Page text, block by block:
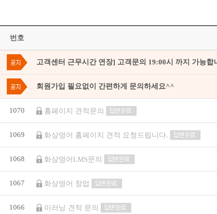
번호
고객센터 근무시간 연장] 고객문의 19:00시 까지 가능합
회원가입 필요없이 간편하게 문의하세요^^
1070 홈페이지 견적문의
1069 화상영어 홈페이지 견적 요청드립니다.
1068 화상영어LMS문의
1067 화상영어 창업
1066 이러닝 견적 문의